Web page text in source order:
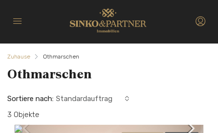
Zuhause Othmarschen
Othmarschen
3 Objekte
Sortiere nach: Standardauftrag